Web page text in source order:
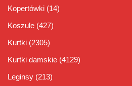
Kopertówki (14)
Koszule (427)
Kurtki (2305)
Kurtki damskie (4129)
Leginsy (213)